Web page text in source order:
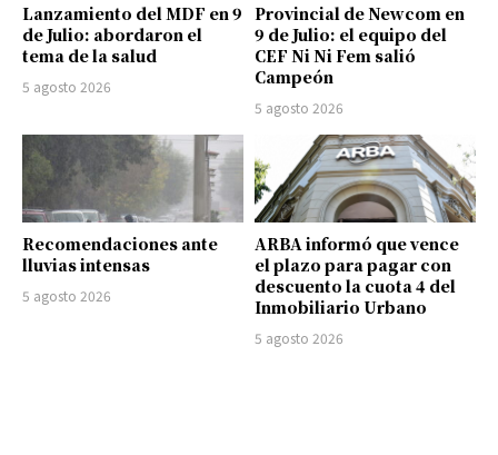
Lanzamiento del MDF en 9
de Julio: abordaron el
tema de la salud
5 agosto 2026
Provincial de Newcom en
9 de Julio: el equipo del
CEF Ni Ni Fem salió
Campeón
5 agosto 2026
Recomendaciones ante
lluvias intensas
5 agosto 2026
ARBA informó que vence
el plazo para pagar con
descuento la cuota 4 del
Inmobiliario Urbano
5 agosto 2026